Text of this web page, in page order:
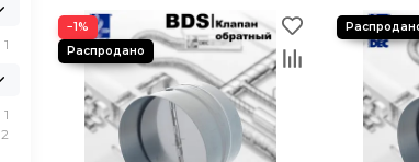
−1%
1
1
2